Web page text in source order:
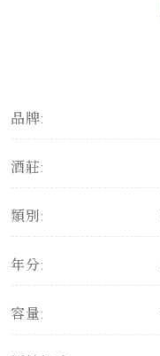
品牌:
酒莊:
類別:
年分:
容量: